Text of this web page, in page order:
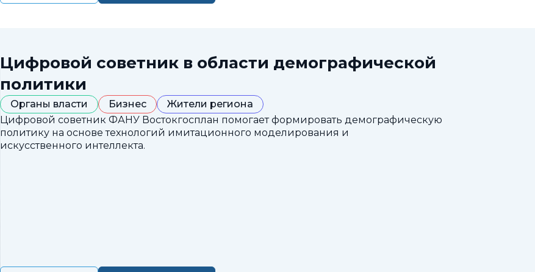
Цифровой советник в области демографической
политики
Органы власти Бизнес
Жители региона
Цифровой советник ФАНУ Востокгосплан помогает формировать демографическую
политику на основе технологий имитационного моделирования и
искусственного интеллекта.